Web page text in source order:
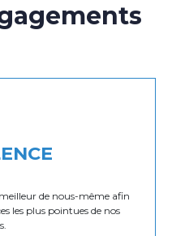
de nous-même afin
les plus pointues de nos